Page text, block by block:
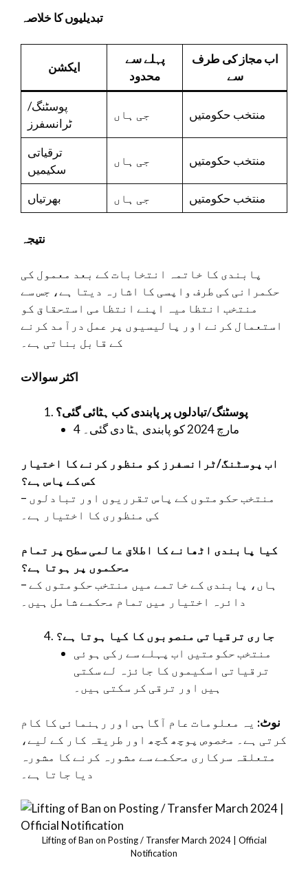
تبدیلیوں کا خلاصہ
ایکشن
پہلے سے
محدود
اب مجاز کی طرف
سے
پوسٹنگ/
ٹرانسفرز
جی ہاں منتخب حکومتیں
ترقیاتی
سکیمیں
جی ہاں منتخب حکومتیں
بھرتیاں جی ہاں منتخب حکومتیں
نتیجہ
پابندی کا خاتمہ انتخابات کے بعد معمول کی
حکمرانی کی طرف واپسی کا اشارہ دیتا ہے، جس سے
منتخب انتظامیہ اپنے انتظامی استحقاق کو
استعمال کرنے اور پالیسیوں پر عمل درآمد کرنے
کے قابل بناتی ہے۔
اکثر سوالات
پوسٹنگ/تبادلوں پر پابندی کب ہٹائی گئی؟
4 مارچ 2024 کو پابندی ہٹا دی گئی۔
اب پوسٹنگ/ٹرانسفرز کو منظور کرنے کا اختیار
کس کے پاس ہے؟
– منتخب حکومتوں کے پاس تقرریوں اور تبادلوں
کی منظوری کا اختیار ہے۔
کیا پابندی اٹھانے کا اطلاق عالمی سطح پر تمام
محکموں پر ہوتا ہے؟
– ہاں، پابندی کے خاتمے میں منتخب حکومتوں کے
دائرہ اختیار میں تمام محکمے شامل ہیں۔
جاری ترقیاتی منصوبوں کا کیا ہوتا ہے؟
منتخب حکومتیں اب پہلے سے رکی ہوئی
ترقیاتی اسکیموں کا جائزہ لے سکتی
ہیں اور ترقی کر سکتی ہیں۔
نوٹ: یہ معلومات عام آگاہی اور رہنمائی کا کام
کرتی ہے۔ مخصوص پوچھ گچھ اور طریقہ کار کے لیے،
متعلقہ سرکاری محکمے سے مشورہ کرنے کا مشورہ
دیا جاتا ہے۔
Lifting of Ban on Posting / Transfer March 2024 | Official
Notification